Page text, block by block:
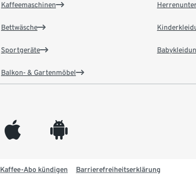
Kaffeemaschinen
Bettwäsche
Sportgeräte
Balkon- & Gartenmöbel
appleinc android
Kaffee-Abo kündigen Barrierefreiheitserklärung